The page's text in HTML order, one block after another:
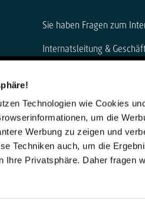
Technologien wie Cookies
um die
Werbung zu zeigen und
Techniken auch, um die
Ihre Privatsphäre. Daher fragen
Sie haben Fragen zum
Internatsleitung &
internat@steinmuehle.de